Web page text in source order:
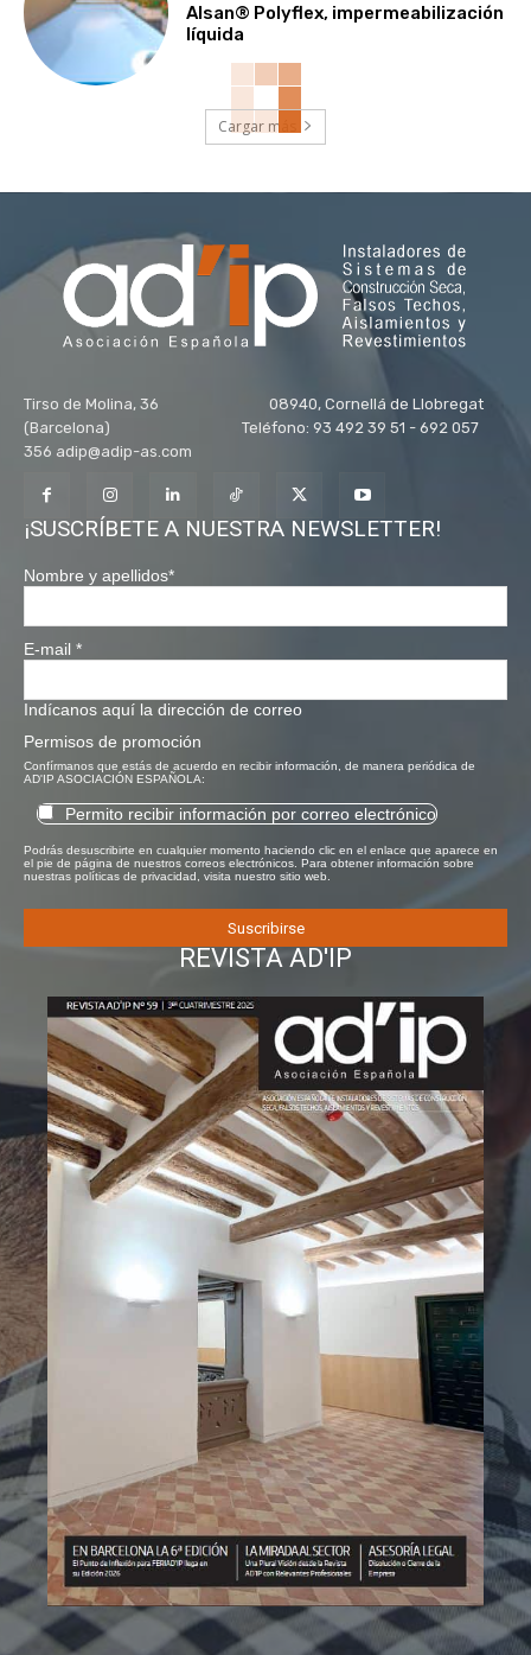
Alsan® Polyflex, impermeabilización
líquida
Cargar más
Tirso de Molina, 36 08940, Cornellá de Llobregat
(Barcelona) Teléfono: 93 492 39 51 - 692 057
356 adip@adip-as.com
¡SUSCRÍBETE A NUESTRA NEWSLETTER!
Nombre y apellidos*
E-mail *
Indícanos aquí la dirección de correo
Permisos de promoción
Confírmanos que estás de acuerdo en recibir información, de manera periódica de
AD'IP ASOCIACIÓN ESPAÑOLA:
Permito recibir información por correo electrónico
Podrás desuscribirte en cualquier momento haciendo clic en el enlace que aparece en
el pie de página de nuestros correos electrónicos. Para obtener información sobre
nuestras políticas de privacidad, visita nuestro sitio web.
REVISTA AD'IP